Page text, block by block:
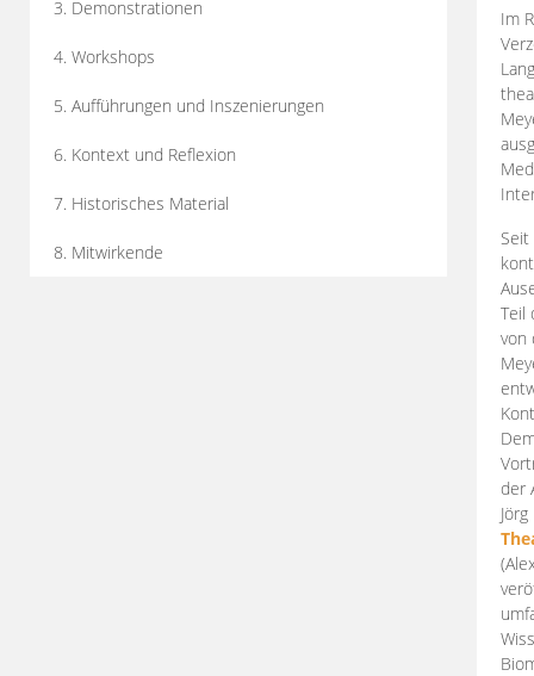
3. Demonstrationen
4. Workshops
5. Aufführungen und Inszenierungen
6. Kontext und Reflexion
7. Historisches Material
8. Mitwirkende
Im
Teil
von
der